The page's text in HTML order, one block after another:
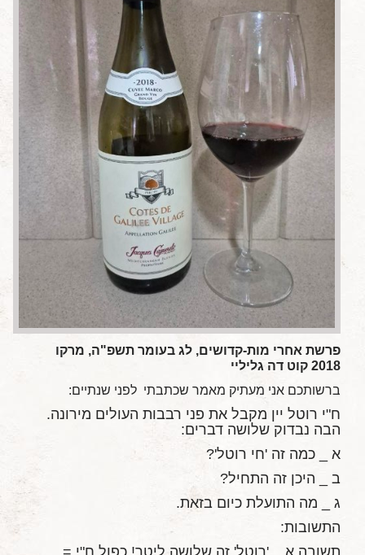
פרשת אחרי מות-קדושים, לג בעומר תשפ"ה, מרקו
2018 קוט דה גליליי
ברשותכם אני מעתיק מאמר שכתבתי לפני שנתיים:
ח"י רוטל יין מקבל את פני רבבות העולים מירונה.
הבה נבדוק שלושה דברים:
א _ כמה זה 'חי רוטל'?
ב _ היכן זה התחיל?
ג _ מה התועלת כיום בזאת.
התשובות:
תשובה א _ 'רוטל' זה שלושה ליטר! כפול ח"י =